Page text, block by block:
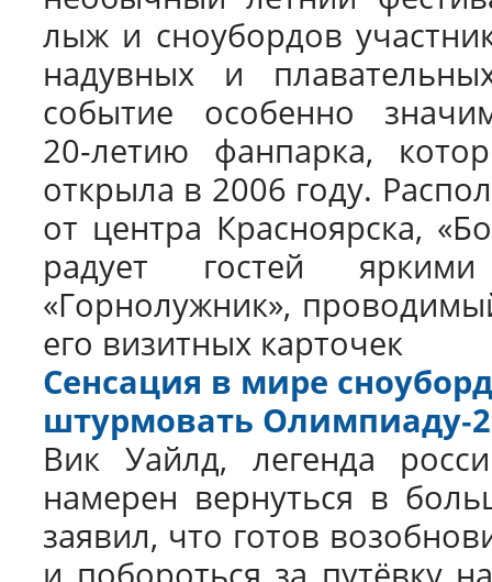
лыж и сноубордов
надувных и
событие особенно
20‑летию фанпарка,
открыла в 2006 году.
от центра Красноярска,
радует гостей
«Горнолужник»,
его визитных карточек
Сенсация в мире
штурмовать
Вик Уайлд, легенда
намерен вернуться в
заявил, что готов